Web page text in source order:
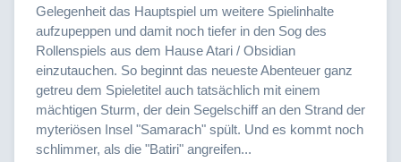
Gelegenheit das Hauptspiel um weitere Spielinhalte
aufzupeppen und damit noch tiefer in den Sog des
Rollenspiels aus dem Hause Atari / Obsidian
einzutauchen. So beginnt das neueste Abenteuer ganz
getreu dem Spieletitel auch tatsächlich mit einem
mächtigen Sturm, der dein Segelschiff an den Strand der
myteriösen Insel "Samarach" spült. Und es kommt noch
schlimmer, als die "Batiri" angreifen...